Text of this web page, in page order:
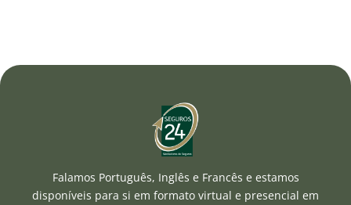
Falamos Português, Inglês e Francês e estamos
disponíveis para si em formato virtual e presencial em